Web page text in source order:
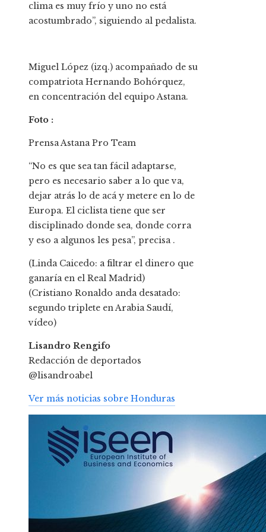
clima es muy frío y uno no está
acostumbrado”, siguiendo al pedalista.
Miguel López (izq.) acompañado de su
compatriota Hernando Bohórquez,
en concentración del equipo Astana.
Foto :
Prensa Astana Pro Team
“No es que sea tan fácil adaptarse,
pero es necesario saber a lo que va,
dejar atrás lo de acá y metere en lo de
Europa. El ciclista tiene que ser
disciplinado donde sea, donde corra
y eso a algunos les pesa”, precisa .
(Linda Caicedo: a filtrar el dinero que
ganaría en el Real Madrid)
(Cristiano Ronaldo anda desatado:
segundo triplete en Arabia Saudí,
vídeo)
Lisandro Rengifo
Redacción de deportados
@lisandroabel
Ver más noticias sobre Honduras